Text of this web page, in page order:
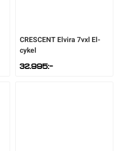
CRESCENTElvira 7vxl El-
cykel
32.995:-